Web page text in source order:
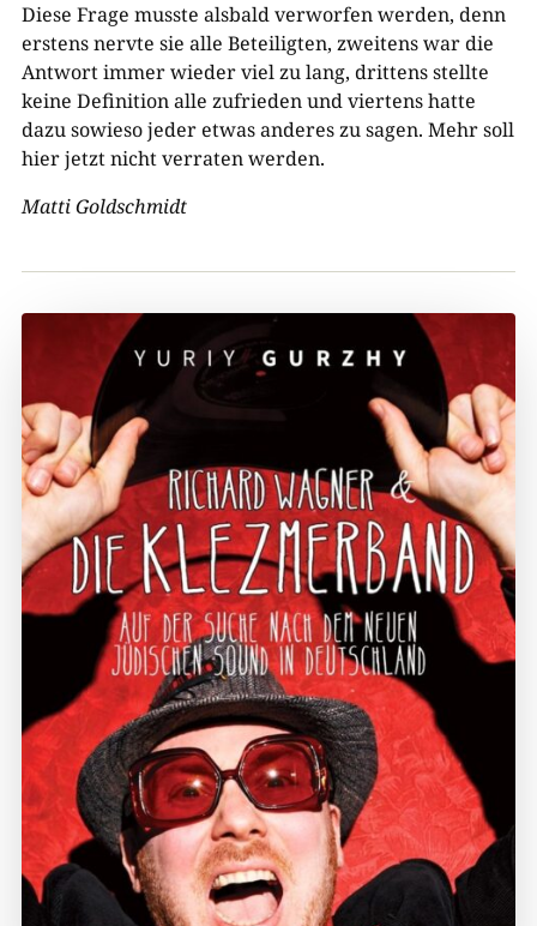
Diese Frage musste alsbald verworfen werden, denn
erstens nervte sie alle Beteiligten, zweitens war die
Antwort immer wieder viel zu lang, drittens stellte
keine Definition alle zufrieden und viertens hatte
dazu sowieso jeder etwas anderes zu sagen. Mehr soll
hier jetzt nicht verraten werden.
Matti Goldschmidt